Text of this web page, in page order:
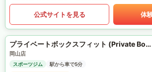
公式サイトを見る 体
プライベートボックスフィット (Private Box Fit)
岡山店
スポーツジム
駅から車で5分